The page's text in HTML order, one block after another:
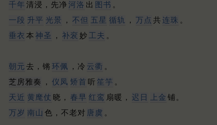
千年 清浸，先净河洛 出 图书 。
一段 升平 光景 ， 不但 五星 循轨 ， 万点 共 连珠 。
垂衣 本 神圣 ， 补衮 妙 工夫 。
朝元 去，锵 环佩 ，冷 云衢 。
芝房雅奏
， 仪凤 矫首 听 笙竽 。
天近 黄麾仗 晓， 春早 红鸾 扇暖， 迟日 上金 铺。
万岁 南山 色，不老对 唐虞 。